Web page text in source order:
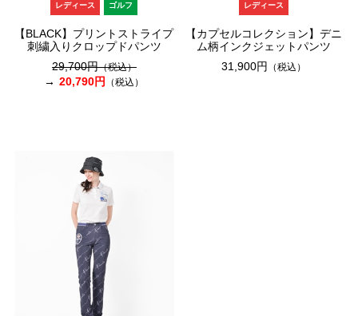
レディース ゴルフ
【BLACK】プリントストライプ
刺繍入りクロップドパンツ
29,700円（税込）
20,790円 （税込）
レディース
【カプセルコレクション】デニ
ム柄インクジェットパンツ
31,900円
（税込）